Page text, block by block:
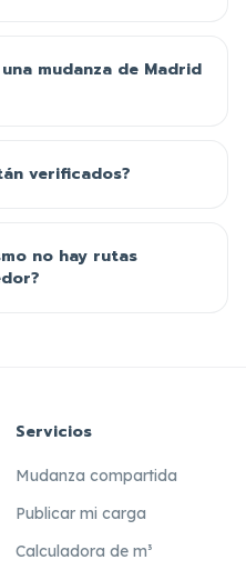
mudanza de Madrid
verificados?
no hay rutas
Servicios
Mudanza compartida
Publicar mi carga
Calculadora de m³